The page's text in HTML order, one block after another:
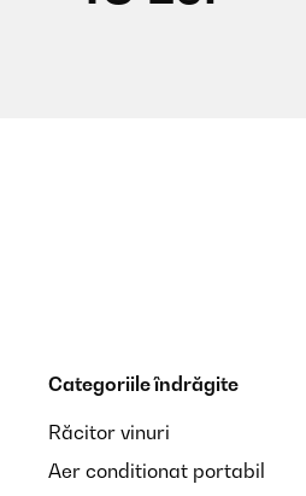
Categoriile îndrăgite
Răcitor vinuri
Aer conditionat portabil